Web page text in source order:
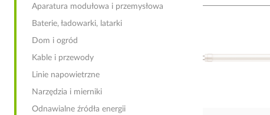
Aparatura modułowa i przemysłowa
Baterie, ładowarki, latarki
Dom i ogród
Kable i przewody
Linie napowietrzne
Narzędzia i mierniki
Odnawialne źródła energii